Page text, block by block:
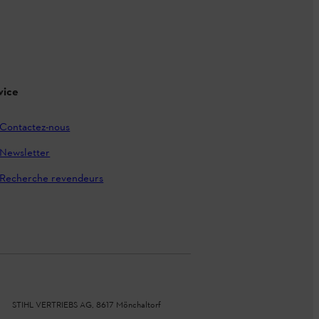
Contactez-nous
Newsletter
Recherche revendeurs
STIHL VERTRIEBS AG, 8617 Mönchaltorf